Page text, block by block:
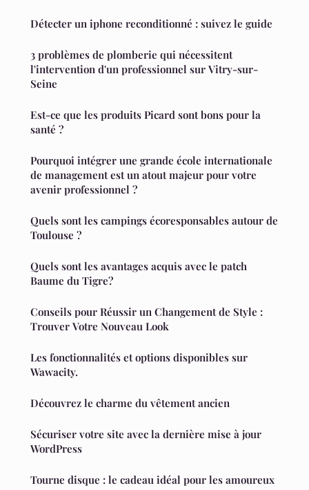
Détecter un iphone reconditionné : suivez le guide
3 problèmes de plomberie qui nécessitent
l'intervention d'un professionnel sur Vitry-sur-
Seine
Est-ce que les produits Picard sont bons pour la
santé ?
Pourquoi intégrer une grande école internationale
de management est un atout majeur pour votre
avenir professionnel ?
Quels sont les campings écoresponsables autour de
Toulouse ?
Quels sont les avantages acquis avec le patch
Baume du Tigre?
Conseils pour Réussir un Changement de Style :
Trouver Votre Nouveau Look
Les fonctionnalités et options disponibles sur
Wawacity.
Découvrez le charme du vêtement ancien
Sécuriser votre site avec la dernière mise à jour
WordPress
Tourne disque : le cadeau idéal pour les amoureux